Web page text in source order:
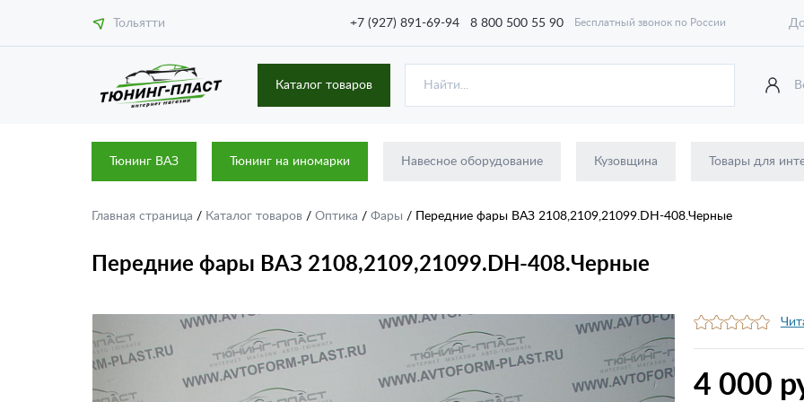
Тольятти +7 (927) 891-69-94 8 800 500 55 90 Бесплатный звонок по России
Каталог товаров
Тюнинг ВАЗ Тюнинг на иномарки Навесное оборудование Кузовщина Товары для
Главная страница / Каталог товаров / Оптика / Фары / Передние фары ВАЗ 2108,2109,21099.DH-408.Черные
Передние фары ВАЗ 2108,2109,21099.DH-408.Черные
4 000